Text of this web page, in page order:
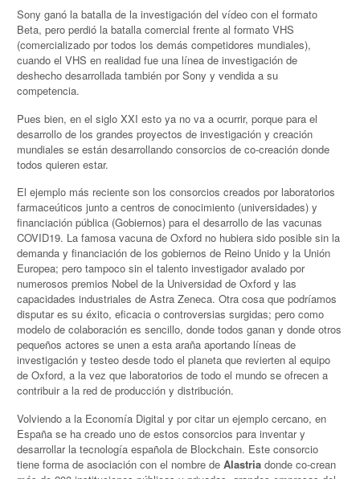
Sony ganó la batalla de la investigación del vídeo con el formato
Beta, pero perdió la batalla comercial frente al formato VHS
(comercializado por todos los demás competidores mundiales),
cuando el VHS en realidad fue una línea de investigación de
deshecho desarrollada también por Sony y vendida a su
competencia.
Pues bien, en el siglo XXI esto ya no va a ocurrir, porque para el
desarrollo de los grandes proyectos de investigación y creación
mundiales se están desarrollando consorcios de co-creación donde
todos quieren estar.
El ejemplo más reciente son los consorcios creados por laboratorios
farmaceúticos junto a centros de conocimiento (universidades) y
financiación pública (Gobiernos) para el desarrollo de las vacunas
COVID19. La famosa vacuna de Oxford no hubiera sido posible sin la
demanda y financiación de los gobiernos de Reino Unido y la Unión
Europea; pero tampoco sin el talento investigador avalado por
numerosos premios Nobel de la Universidad de Oxford y las
capacidades industriales de Astra Zeneca. Otra cosa que podríamos
disputar es su éxito, eficacia o controversias surgidas; pero como
modelo de colaboración es sencillo, donde todos ganan y donde otros
pequeños actores se unen a esta araña aportando líneas de
investigación y testeo desde todo el planeta que revierten al equipo
de Oxford, a la vez que laboratorios de todo el mundo se ofrecen a
contribuir a la red de producción y distribución.
Volviendo a la Economía Digital y por citar un ejemplo cercano, en
España se ha creado uno de estos consorcios para inventar y
desarrollar la tecnología española de Blockchain. Este consorcio
tiene forma de asociación con el nombre deAlastria donde co-crean